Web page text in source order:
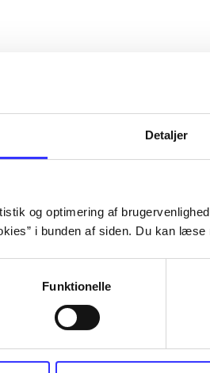
Detaljer
og optimering af
i bunden af siden. Du kan læse
Funktionelle